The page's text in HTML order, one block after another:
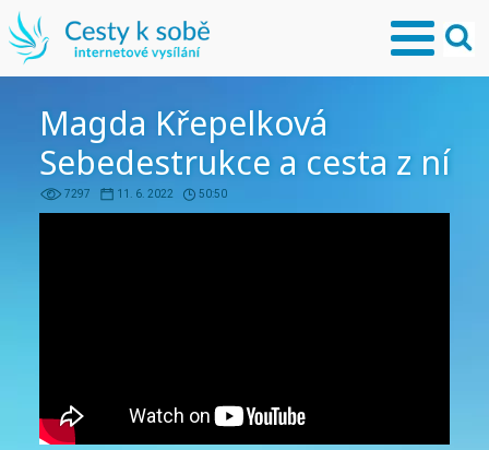
Magda Křepelková
Sebedestrukce a cesta z ní
7297 11. 6. 2022 50:50